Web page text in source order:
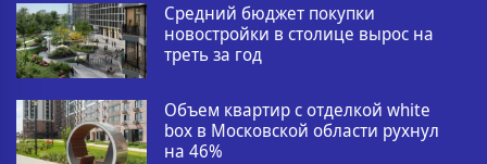
Средний бюджет покупки
новостройки в столице вырос на
треть за год
Объем квартир с отделкой white
box в Московской области рухнул
на 46%